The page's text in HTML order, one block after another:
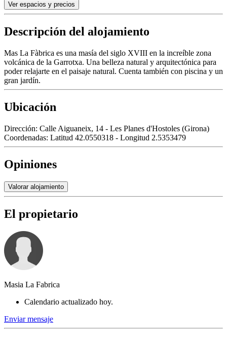
Ver espacios y precios
Descripción del alojamiento
Mas La Fàbrica es una masía del siglo XVIII en la increíble zona
volcánica de la Garrotxa. Una belleza natural y arquitectónica para
poder relajarte en el paisaje natural. Cuenta también con piscina y un
gran jardín.
Ubicación
Dirección: Calle Aiguaneix, 14 - Les Planes d'Hostoles (Girona)
Coordenadas: Latitud 42.0550318 - Longitud 2.5353479
Opiniones
Valorar alojamiento
El propietario
Masia La Fabrica
Calendario actualizado hoy.
Enviar mensaje